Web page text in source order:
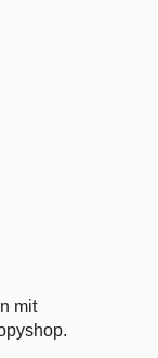
mit